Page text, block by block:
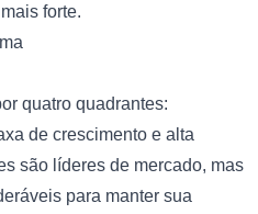
forte.
quatro quadrantes:
de crescimento e alta
são líderes de mercado, mas
para manter sua